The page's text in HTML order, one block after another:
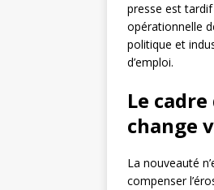
presse est tardif
opérationnelle
politique et
d’emploi.
Le
change
La nouveauté
compenser